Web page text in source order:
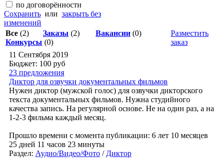
по договорённости
Сохранить или закрыть без
изменений
Все (2) Заказы (2) Вакансии (0)
Конкурсы (0)
Разместить
заказ
11 Сентября 2019
Бюджет: 100 руб
23 предложения
Диктор для озвучки документальных фильмов
Нужен диктор (мужской голос) для озвучки дикторского
текста документальных фильмов. Нужна студийного
качества запись. На регулярной основе. Не на один раз, а на
1-2-3 фильма каждый месяц.
Прошло времени с момента публикации: 6 лет 10 месяцев
25 дней 11 часов 23 минуты
Раздел: Аудио/Видео/Фото / Диктор